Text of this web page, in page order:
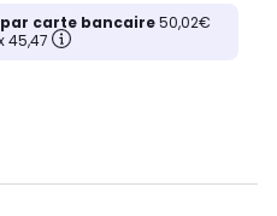
carte bancaire50,02€
45,47